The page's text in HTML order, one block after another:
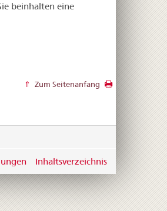
beinhalten eine
Zum Seitenanfang
Inhaltsverzeichnis